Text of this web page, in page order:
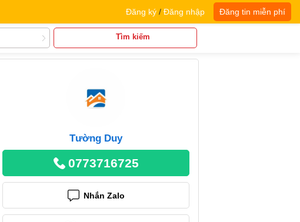
Đăng ký / Đăng nhập Đăng tin miễn phí
Tìm kiếm
Tường Duy
0773716725
Nhắn Zalo